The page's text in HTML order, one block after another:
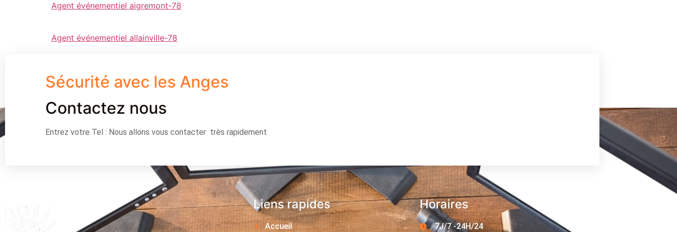
Agent événementiel aigremont-78
Agent événementiel allainville-78
Sécurité avec les Anges
Contactez nous
Entrez votre Tel : Nous allons vous contacter très rapidement
Liens rapides
Accueil
Horaires
7J/7 -24H/24